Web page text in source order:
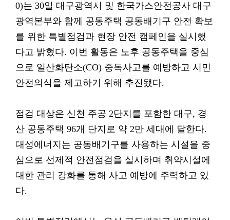
0)는 30일 대구광역시 및 한국가스안전공사 대구
광역본부와 함께 공동주택 공동배기구 안전 확보
를 위한 특별점검과 현장 안전 캠페인을 실시했
다고 밝혔다. 이번 활동은 노후 공동주택을 중심
으로 일산화탄소(CO) 중독사고를 예방하고 시민
안전의식을 제고하기 위해 추진됐다.
점검 대상은 신천 주공 2단지를 포함한 대구, 경
산 공동주택 96개 단지로 약 2만 세대에 달한다.
대성에너지는 공동배기구를 사용하는 시설을 중
심으로 선제적 안전점검을 실시하며 취약시설에
대한 관리 강화를 통해 사고 예방에 주력하고 있
다.